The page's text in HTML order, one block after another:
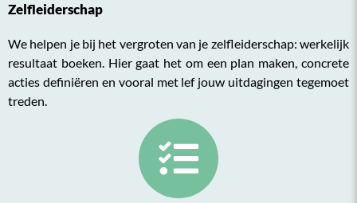
Zelfleiderschap
We helpen je bij het vergroten van je zelfleiderschap: werkelijk
resultaat boeken. Hier gaat het om een plan maken, concrete
acties definiëren en vooral met lef jouw uitdagingen tegemoet
treden.